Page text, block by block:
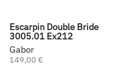
Escarpin Double Bride
3005.01 Ex212
Gabor
149,00 €